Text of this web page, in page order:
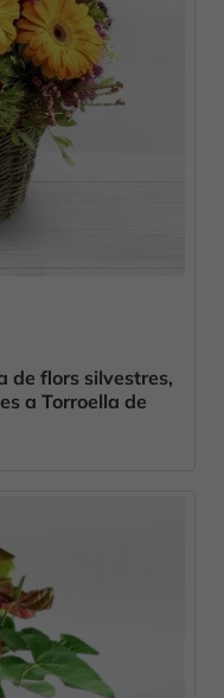
de flors silvestres,
a Torroella de